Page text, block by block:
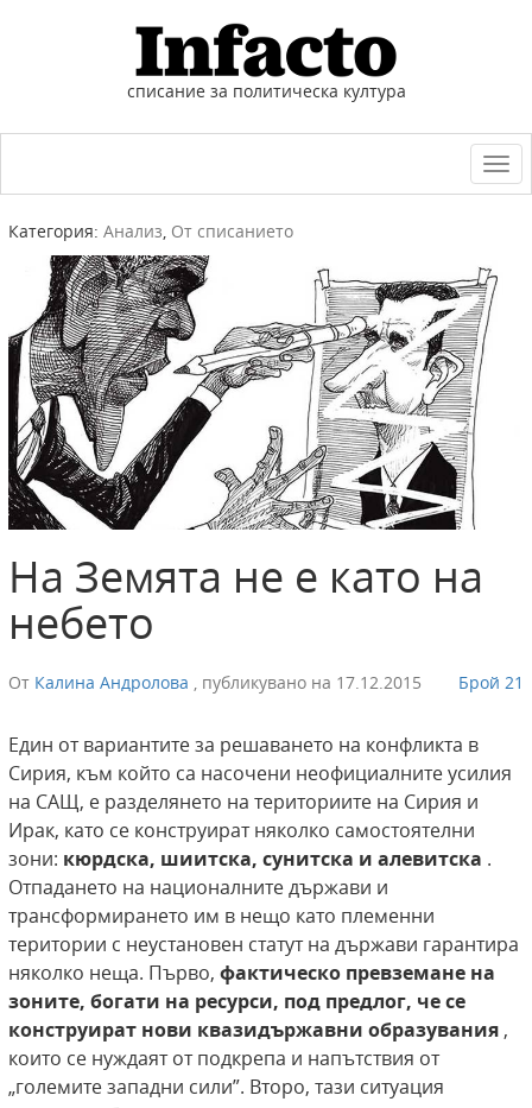
списание за политическа култура
Категория: Анализ, От списанието
На Земята не е като на
небето
От Калина Андролова , публикувано на 17.12.2015 Брой 21
Един от вариантите за решаването на конфликта в
Сирия, към който са насочени неофициалните усилия
на САЩ, е разделянето на териториите на Сирия и
Ирак, като се конструират няколко самостоятелни
зони: кюрдска, шиитска, сунитска и алевитска .
Отпадането на националните държави и
трансформирането им в нещо като племенни
територии с неустановен статут на държави гарантира
няколко неща. Първо, фактическо превземане на
зоните, богати на ресурси, под предлог, че се
конструират нови квазидържавни образувания,
които се нуждаят от подкрепа и напътствия от
„големите западни сили”. Второ, тази ситуация